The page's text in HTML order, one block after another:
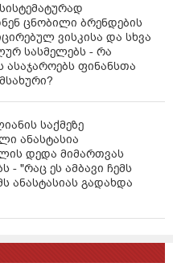
ცნობილი ბრენდების
ვისკისა და სხვა
სასმელებს - რა
ასაჯაროებს ფინანსთა
საქმეზე
ანასტასია
დედა მიმართვას
- "რაც ეს ამბავი ჩემს
ანასტასიას გადახდა